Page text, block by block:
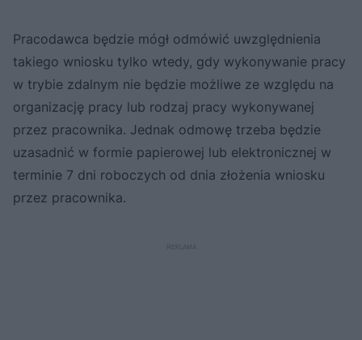
Pracodawca będzie mógł odmówić uwzględnienia
takiego wniosku tylko wtedy, gdy wykonywanie pracy
w trybie zdalnym nie będzie możliwe ze względu na
organizację pracy lub rodzaj pracy wykonywanej
przez pracownika. Jednak odmowę trzeba będzie
uzasadnić w formie papierowej lub elektronicznej w
terminie 7 dni roboczych od dnia złożenia wniosku
przez pracownika.